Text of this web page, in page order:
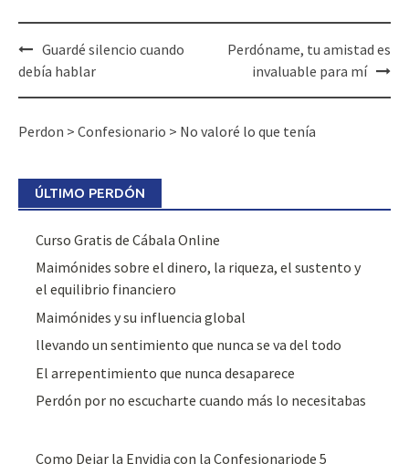
Post
navigation
Guardé silencio cuando
debía hablar
Perdóname, tu amistad es
invaluable para mí
Perdon > Confesionario > No valoré lo que tenía
ÚLTIMO PERDÓN
Curso Gratis de Cábala Online
Maimónides sobre el dinero, la riqueza, el sustento y
el equilibrio financiero
Maimónides y su influencia global
llevando un sentimiento que nunca se va del todo
El arrepentimiento que nunca desaparece
Perdón por no escucharte cuando más lo necesitabas
Como Dejar la Envidia con la Confesionariode 5